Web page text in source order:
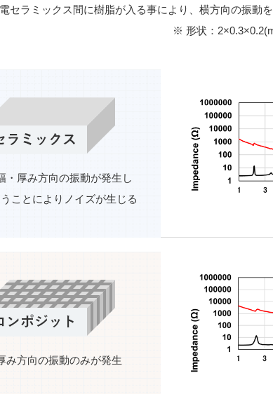
セラミックス間に樹脂が入る事により、横方向の振動
※ 形状：
・厚み方向の振動が発生し
ことによりノイズが生じる
み方向の振動のみが発生